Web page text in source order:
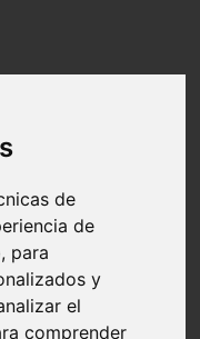
de
de
para
y
el
comprender